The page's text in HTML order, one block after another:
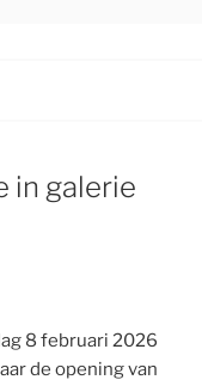
in galerie
8 februari 2026
de opening van